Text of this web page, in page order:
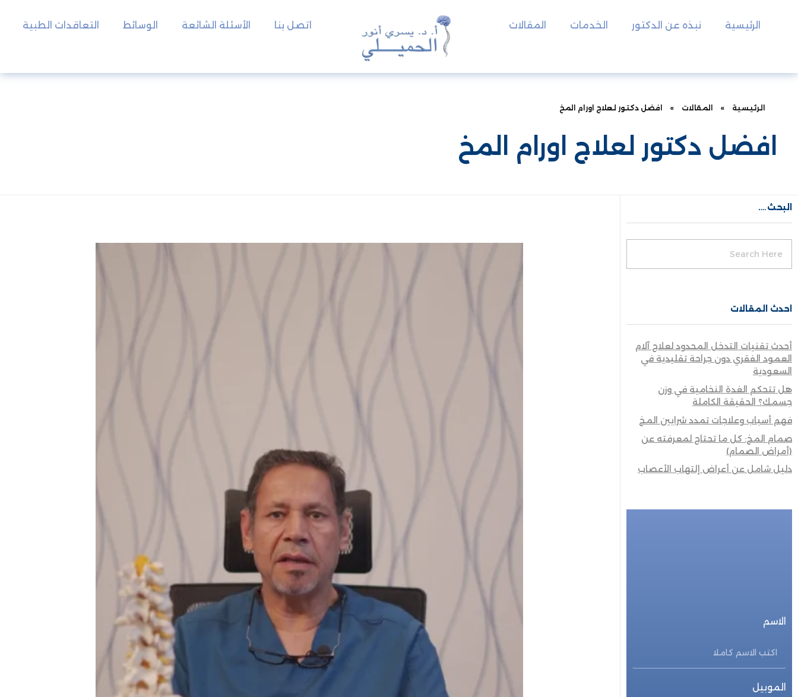
الرئيسية نبذه عن الدكتور الخدمات المقالات اتصل بنا الأسئلة الشائعة الوسائط التعاقدات الطبية
الرئيسية » المقالات » افضل دكتور لعلاج اورام المخ
افضل دكتور لعلاج اورام المخ
البحث….
احدث المقالات
أحدث تقنيات التدخل المحدود لعلاج آلام
العمود الفقري دون جراحة تقليدية في
السعودية
هل تتحكم الغدة النخامية في وزن
جسمك؟ الحقيقة الكاملة
فهم أسباب وعلاجات تمدد شرايين المخ
صمام المخ: كل ما تحتاج لمعرفته عن
(أمراض الصمام)
دليل شامل عن أعراض إلتهاب الأعصاب
الاسم
الموبيل